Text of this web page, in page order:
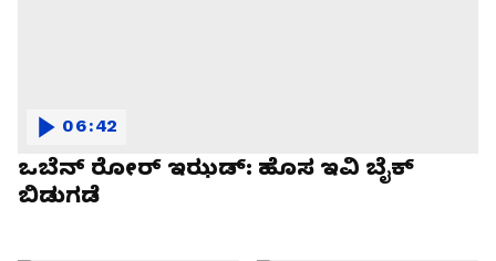
ಒಬೆನ್ ರೋರ್ ಇಝಡ್: ಹೊಸ ಇವಿ ಬೈಕ್
ಬಿಡುಗಡೆ
06:42